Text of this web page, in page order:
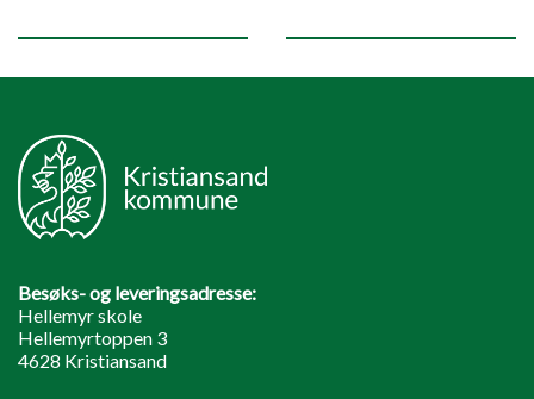
Besøks- og leveringsadresse:
Hellemyr skole
Hellemyrtoppen 3
4628 Kristiansand